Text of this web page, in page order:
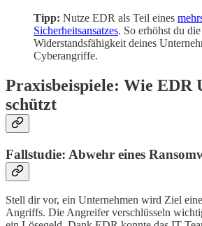
Tipp: Nutze EDR als Teil eines
Sicherheitsansatzes. So erhöhst du die
Widerstandsfähigkeit deines
Cyberangriffe.
Praxisbeispiele: Wie EDR
schützt
Fallstudie: Abwehr eines
Stell dir vor, ein Unternehmen wird Ziel
Angriffs. Die Angreifer verschlüsseln